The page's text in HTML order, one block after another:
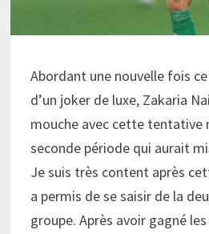
Abordant une nouvelle fois
d’un joker de luxe, Zakaria
mouche avec cette tentative
seconde période qui aurait
Je suis très content après
a permis de se saisir de la
groupe. Après avoir gagné